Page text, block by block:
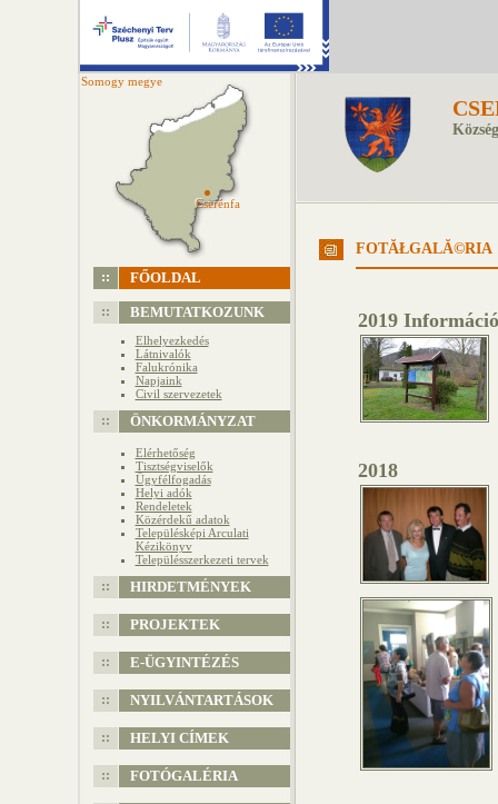
Somogy megye
Cserénfa
Cserénfa
FŐOLDAL
BEMUTATKOZUNK
Elhelyezkedés
Látnivalók
Falukrónika
Napjaink
Civil szervezetek
ÖNKORMÁNYZAT
Elérhetőség
Tisztségviselők
Ügyfélfogadás
Helyi adók
Rendeletek
Közérdekű adatok
Településképi Arculati
Kézikönyv
Településszerkezeti tervek
HIRDETMÉNYEK
PROJEKTEK
E-ÜGYINTÉZÉS
NYILVÁNTARTÁSOK
HELYI CÍMEK
FOTÓGALÉRIA
FOTĂŁGALĂ©RIA
2019
2018